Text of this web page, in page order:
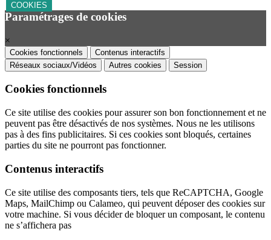
COOKIES
Paramétrages de cookies
×
Cookies fonctionnels
Contenus interactifs
Réseaux sociaux/Vidéos
Autres cookies Session
Cookies fonctionnels
Ce site utilise des cookies pour assurer son bon fonctionnement et ne
peuvent pas être désactivés de nos systèmes. Nous ne les utilisons
pas à des fins publicitaires. Si ces cookies sont bloqués, certaines
parties du site ne pourront pas fonctionner.
Contenus interactifs
Ce site utilise des composants tiers, tels que ReCAPTCHA, Google
Maps, MailChimp ou Calameo, qui peuvent déposer des cookies sur
votre machine. Si vous décider de bloquer un composant, le contenu
ne s’affichera pas